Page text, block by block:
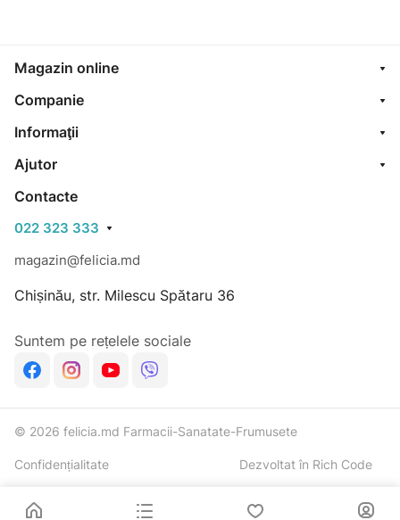
Magazin online
Companie
Informaţii
Ajutor
Contacte
022 323 333
magazin@felicia.md
Chișinău, str. Milescu Spătaru 36
Suntem pe rețelele sociale
© 2026 felicia.md Farmacii-Sanatate-Frumusete
Confidențialitate Dezvoltat în Rich Code